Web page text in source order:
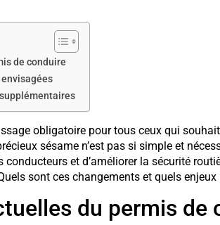
de conduire
obligatoire pour tous ceux qui
sésame n’est pas si simple et
et d’améliorer la sécurité
sont ces changements et quels enjeux
du permis de